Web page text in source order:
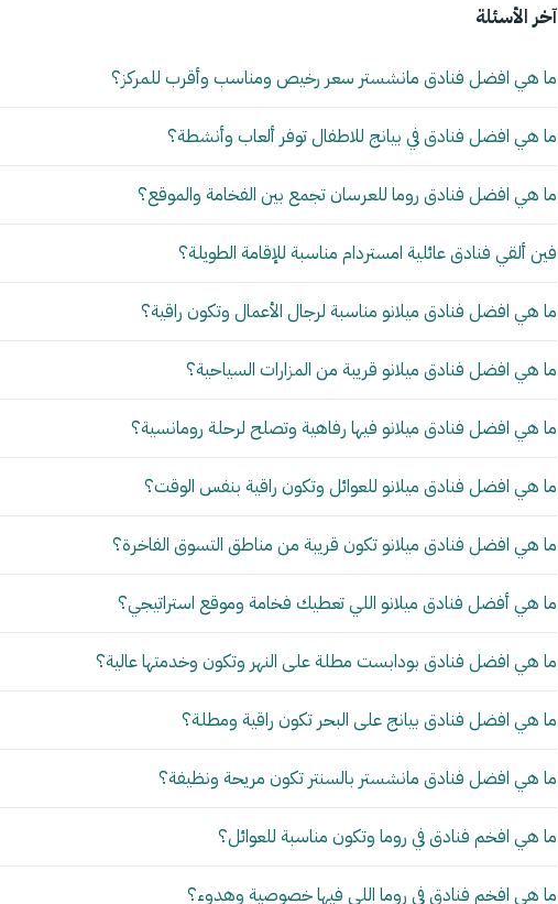
آخر الأسئلة
ما هي افضل فنادق مانشستر سعر رخيص ومناسب وأقرب للمركز؟
ما هي افضل فنادق في بيانج للاطفال توفر ألعاب وأنشطة؟
ما هي افضل فنادق روما للعرسان تجمع بين الفخامة والموقع؟
فين ألقي فنادق عائلية امستردام مناسبة للإقامة الطويلة؟
ما هي افضل فنادق ميلانو مناسبة لرجال الأعمال وتكون راقية؟
ما هي افضل فنادق ميلانو قريبة من المزارات السياحية؟
ما هي افضل فنادق ميلانو فيها رفاهية وتصلح لرحلة رومانسية؟
ما هي افضل فنادق ميلانو للعوائل وتكون راقية بنفس الوقت؟
ما هي افضل فنادق ميلانو تكون قريبة من مناطق التسوق الفاخرة؟
ما هي أفضل فنادق ميلانو اللي تعطيك فخامة وموقع استراتيجي؟
ما هي افضل فنادق بودابست مطلة على النهر وتكون وخدمتها عالية؟
ما هي افضل فنادق بيانج على البحر تكون راقية ومطلة؟
ما هي افضل فنادق مانشستر بالسنتر تكون مريحة ونظيفة؟
ما هي افخم فنادق في روما وتكون مناسبة للعوائل؟
ما هي افخم فنادق في روما اللي فيها خصوصية وهدوء؟